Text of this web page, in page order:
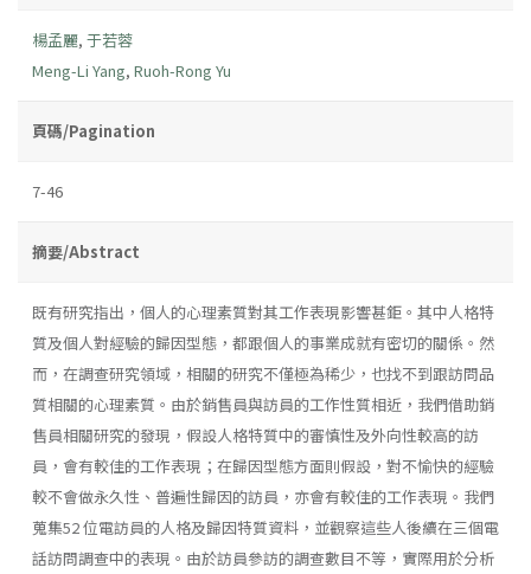
楊孟麗, 于若蓉
Meng-Li Yang, Ruoh-Rong Yu
頁碼/Pagination
7-46
摘要/Abstract
既有研究指出，個人的心理素質對其工作表現影響甚鉅。其中人格特
質及個人對經驗的歸因型態，都跟個人的事業成就有密切的關係。然
而，在調查研究領域，相關的研究不僅極為稀少，也找不到跟訪問品
質相關的心理素質。由於銷售員與訪員的工作性質相近，我們借助銷
售員相關研究的發現，假設人格特質中的審慎性及外向性較高的訪
員，會有較佳的工作表現；在歸因型態方面則假設，對不愉快的經驗
較不會做永久性、普遍性歸因的訪員，亦會有較佳的工作表現。我們
蒐集52 位電訪員的人格及歸因特質資料，並觀察這些人後續在三個電
話訪問調查中的表現。由於訪員參訪的調查數目不等，實際用於分析